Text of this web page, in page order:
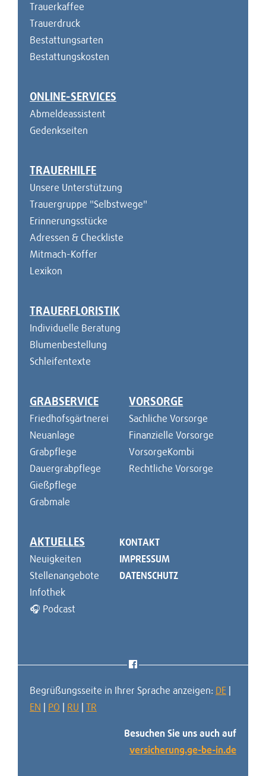
Trauerkaffee
Trauerdruck
Bestattungsarten
Bestattungskosten
ONLINE-SERVICES
Abmeldeassistent
Gedenkseiten
TRAUERHILFE
Unsere Unterstützung
Trauergruppe "Selbstwege"
Erinnerungsstücke
Adressen & Checkliste
Mitmach-Koffer
Lexikon
TRAUERFLORISTIK
Individuelle Beratung
Blumenbestellung
Schleifentexte
GRABSERVICE
Friedhofsgärtnerei
Neuanlage
Grabpflege
Dauergrabpflege
Gießpflege
Grabmale
VORSORGE
Sachliche Vorsorge
Finanzielle Vorsorge
VorsorgeKombi
Rechtliche Vorsorge
AKTUELLES
Neuigkeiten
Stellenangebote
Infothek
🎧 Podcast
KONTAKT
IMPRESSUM
DATENSCHUTZ
Begrüßungsseite in Ihrer Sprache anzeigen: DE
EN
PO RU TR
Besuchen Sie uns auch auf
versicherung.ge-be-in.de